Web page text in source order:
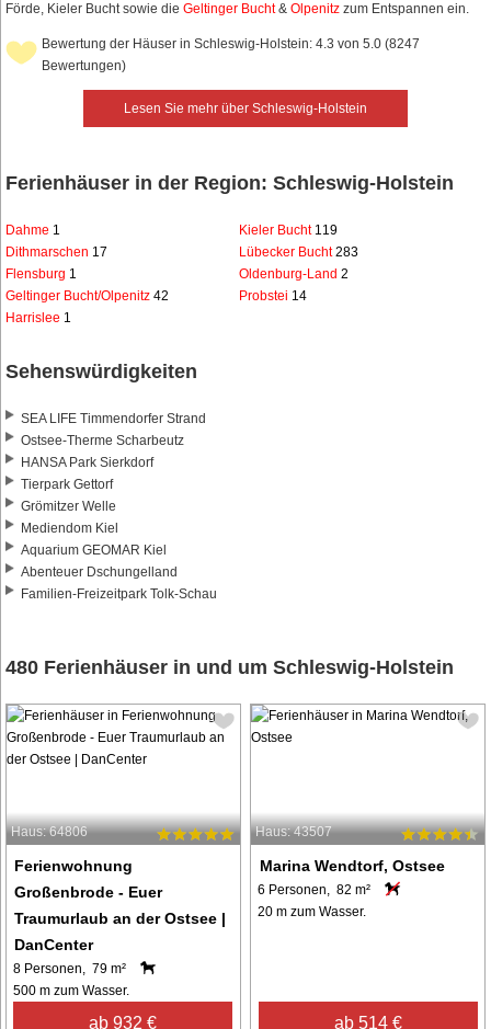
Förde, Kieler Bucht sowie die Geltinger Bucht& Olpenitz zum Entspannen ein.
Lesen Sie mehr über Schleswig-Holstein
Bewertung der Häuser in Schleswig-Holstein: 4.3 von 5.0 (8247
Bewertungen)
Ferienhäuser in der Region: Schleswig-Holstein
Dahme 1
Dithmarschen 17
Flensburg 1
Geltinger Bucht/Olpenitz 42
Harrislee 1
Kieler Bucht 119
Lübecker Bucht283
Oldenburg-Land 2
Probstei 14
Sehenswürdigkeiten
SEA LIFE Timmendorfer Strand
Ostsee-Therme Scharbeutz
HANSA Park Sierkdorf
Tierpark Gettorf
Grömitzer Welle
Mediendom Kiel
Aquarium GEOMAR Kiel
Abenteuer Dschungelland
Familien-Freizeitpark Tolk-Schau
480 Ferienhäuser in und um Schleswig-Holstein
Haus: 64806
Ferienwohnung
Großenbrode - Euer
Traumurlaub an der Ostsee |
DanCenter
8 Personen, 79 m²
500 m zum Wasser.
ab 932 €
Haus: 43507
Marina Wendtorf, Ostsee
6 Personen, 82 m²
20 m zum Wasser.
ab 514 €